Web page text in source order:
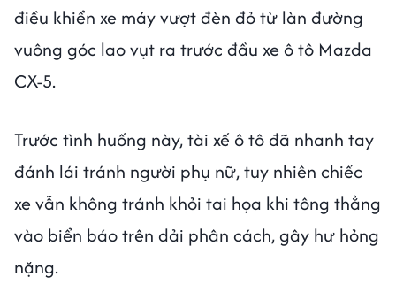
điều khiển xe máy vượt đèn đỏ từ làn đường
vuông góc lao vụt ra trước đầu xe ô tô Mazda
CX-5.
Trước tình huống này, tài xế ô tô đã nhanh tay
đánh lái tránh người phụ nữ, tuy nhiên chiếc
xe vẫn không tránh khỏi tai họa khi tông thẳng
vào biển báo trên dải phân cách, gây hư hỏng
nặng.